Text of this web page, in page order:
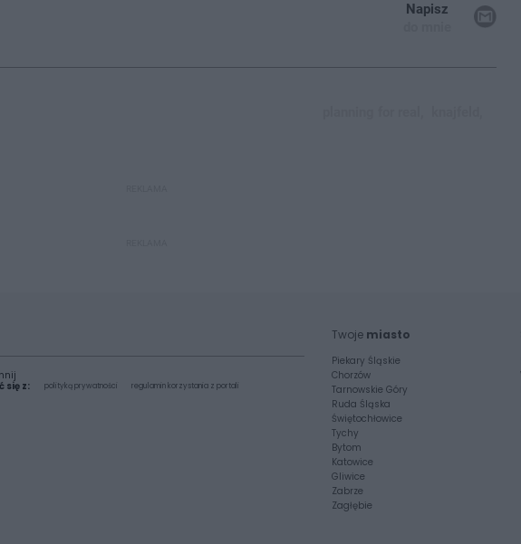
Napisz
się z:
polityką prywatności regulamin korzystania z portali
Twoje miasto
Piekary Śląskie
Chorzów
Tarnowskie Góry
Ruda Śląska
Świętochłowice
Tychy
Bytom
Katowice
Gliwice
Zabrze
Zagłębie